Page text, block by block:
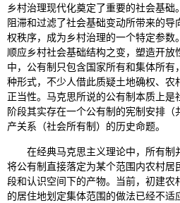
乡村治理现代化奠定了重要的社会基础
阻滞和过滤了社会基础变动所带来的
权秩序，成为乡村治理的一个特定参数
顺应乡村社会基础结构之变，塑造开放
中，公有制只包含国家所有和集体所
种形式，不少人借此质疑土地确权、农
正当性。马克思所说的公有制本质上是
阶段其实存在一个公有制的宪制安排
产关系（社会所有制）的历史命题。
在经典马克思主义理论中，所有制
将公有制直接落定为某个范围内农村居
段和认识空间下的产物。当前，初建农
的居住地划定集体范围的做法已经不适